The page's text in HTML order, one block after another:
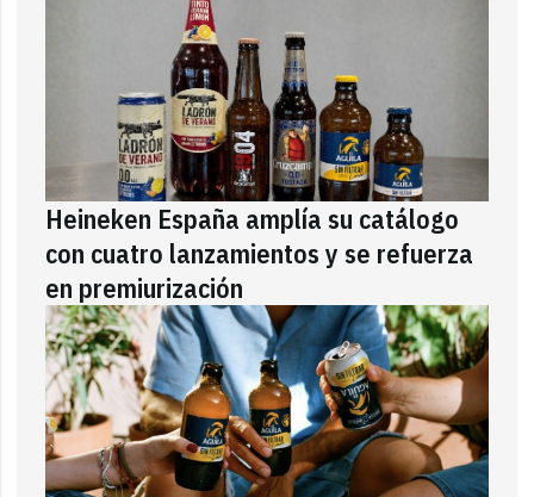
Heineken España amplía su catálogo
con cuatro lanzamientos y se refuerza
en premiurización